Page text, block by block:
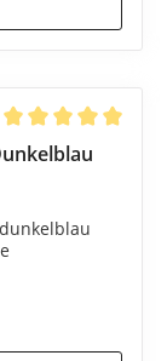
Durchschnittliche